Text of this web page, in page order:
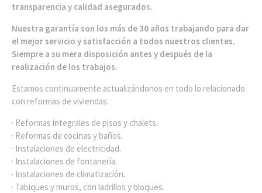
transparencia y calidad asegurados.
Nuestra garantía son los más de 30 años trabajando para dar
el mejor servicio y satisfacción a todos nuestros clientes.
Siempre a su mera disposición antes y después de la
realización de los trabajos.
Estamos continuamente actualizándonos en todo lo relacionado
con reformas de viviendas:
· Reformas integrales de pisos y chalets.
· Reformas de cocinas y baños.
· Instalaciones de electricidad.
· Instalaciones de fontanería.
· Instalaciones de climatización.
· Tabiques y muros, con ladrillos y bloques.